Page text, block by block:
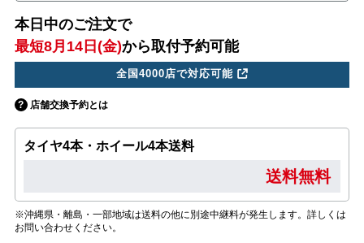
本日中のご注文で
最短8月14日(金)から取付予約可能
全国4000店で対応可能
店舗交換予約とは
タイヤ4本・ホイール4本送料
送料無料
※沖縄県・離島・一部地域は送料の他に別途中継料が発生します。詳しくは
お問い合わせください。